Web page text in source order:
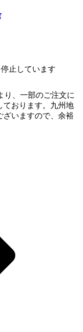
止しています
り、一部のご注文に
ております。九州地
ざいますので、余裕